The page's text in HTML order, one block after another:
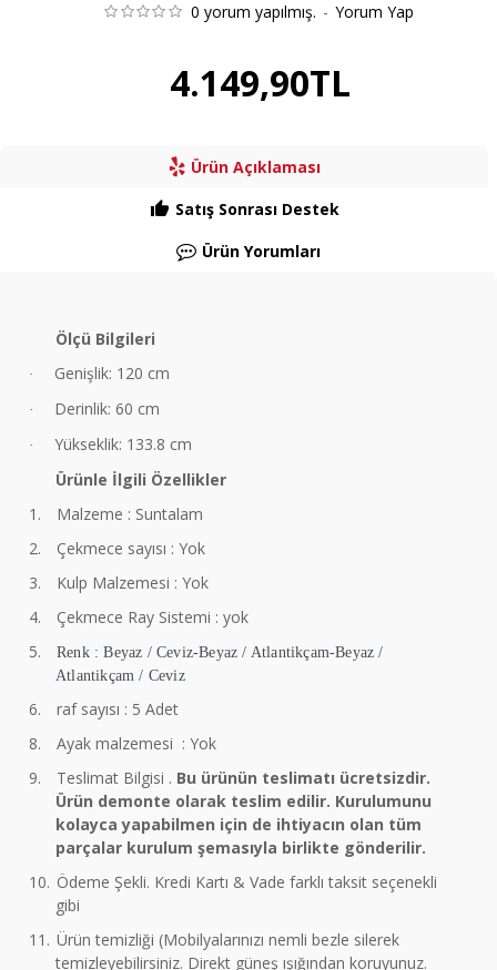
0 yorum yapılmış. - Yorum Yap
4.149,90TL
Ürün Açıklaması
Satış Sonrası Destek
Ürün Yorumları
Ölçü Bilgileri
· Genişlik: 120 cm
· Derinlik: 60 cm
·
Yükseklik: 133.8 cm
Ürünle İlgili Özellikler
1.
Malzeme : Suntalam
2.
Çekmece sayısı : Yok
3.
Kulp Malzemesi : Yok
4.
Çekmece Ray Sistemi : yok
5.
Renk : Beyaz / Ceviz-Beyaz / Atlantikçam-Beyaz /
Atlantikçam / Ceviz
6.
raf sayısı : 5 Adet
8.
Ayak malzemesi : Yok
9.
Teslimat Bilgisi . Bu ürünün teslimatı ücretsizdir.
Ürün demonte olarak teslim edilir. Kurulumunu
kolayca yapabilmen için de ihtiyacın olan tüm
parçalar kurulum şemasıyla birlikte gönderilir.
10. Ödeme Şekli. Kredi Kartı & Vade farklı taksit seçenekli
gibi
11. Ürün temizliği (Mobilyalarınızı nemli bezle silerek
temizleyebilirsiniz. Direkt güneş ışığından koruyunuz.